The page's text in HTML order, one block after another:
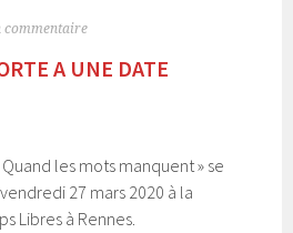
commentaire
A UNE DATE
les mots manquent » se
27 mars 2020 à la
Libres à Rennes.